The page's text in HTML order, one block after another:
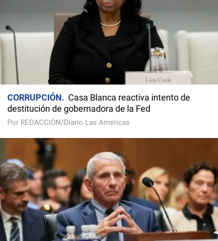
CORRUPCIÓN
Casa Blanca reactiva intento de
destitución de gobernadora de la Fed
Por REDACCIÓN/Diario Las Américas